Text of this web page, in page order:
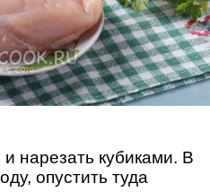
нарезать кубиками. В
опустить туда